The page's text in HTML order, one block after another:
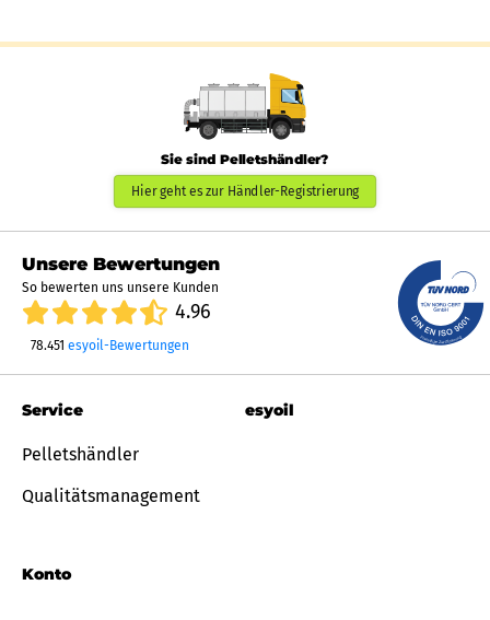
Sie sind Pelletshändler?
Hier geht es zur Händler-Registrierung
Unsere Bewertungen
So bewerten uns unsere Kunden
4.96
78.451 esyoil-Bewertungen
Service
Pelletshändler
Qualitätsmanagement
Konto
esyoil